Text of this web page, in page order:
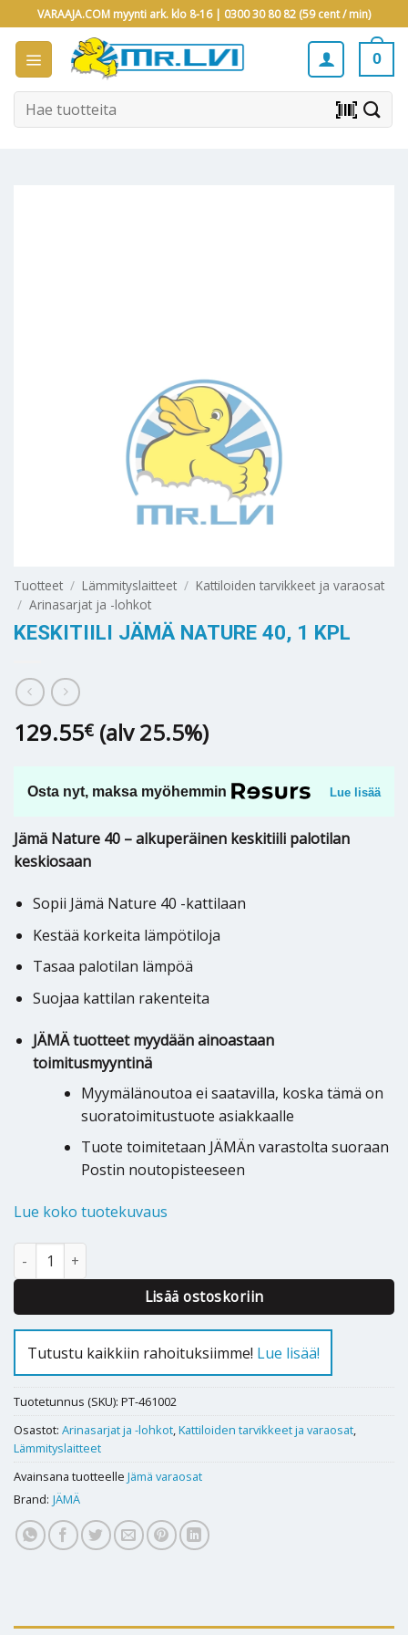
to
content
VARAAJA.COM myynti ark. klo 8-16 | 0300 30 80 82 (59 cent / min)
0
Etsi: barcode_scanner
Tuotteet / Lämmityslaitteet / Kattiloiden tarvikkeet ja varaosat
/ Arinasarjat ja -lohkot
KESKITIILI JÄMÄ NATURE 40, 1 KPL
129.55€ (alv 25.5%)
Osta nyt, maksa myöhemmin Lue lisää
Jämä Nature 40 – alkuperäinen keskitiili palotilan
keskiosaan
Sopii Jämä Nature 40 -kattilaan
Kestää korkeita lämpötiloja
Tasaa palotilan lämpöä
Suojaa kattilan rakenteita
JÄMÄ tuotteet myydään ainoastaan
toimitusmyyntinä
Myymälänoutoa ei saatavilla, koska tämä on
suoratoimitustuote asiakkaalle
Tuote toimitetaan JÄMÄn varastolta suoraan
Postin noutopisteeseen
Lue koko tuotekuvaus
Keskitiili Jämä Nature 40, 1 kpl määrä
Lisää ostoskoriin
Tutustu kaikkiin rahoituksiimme! Lue lisää!
Tuotetunnus (SKU): PT-461002
Osastot: Arinasarjat ja -lohkot,Kattiloiden tarvikkeet ja varaosat,
Lämmityslaitteet
Avainsana tuotteelle Jämä varaosat
Brand: JÄMÄ